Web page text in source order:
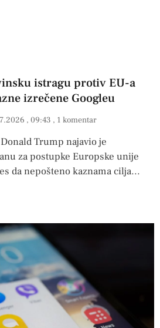
istragu protiv EU-a
izrečene Googleu
09:43 1 komentar
Trump najavio je
za postupke Europske unije
da nepošteno kaznama cilja